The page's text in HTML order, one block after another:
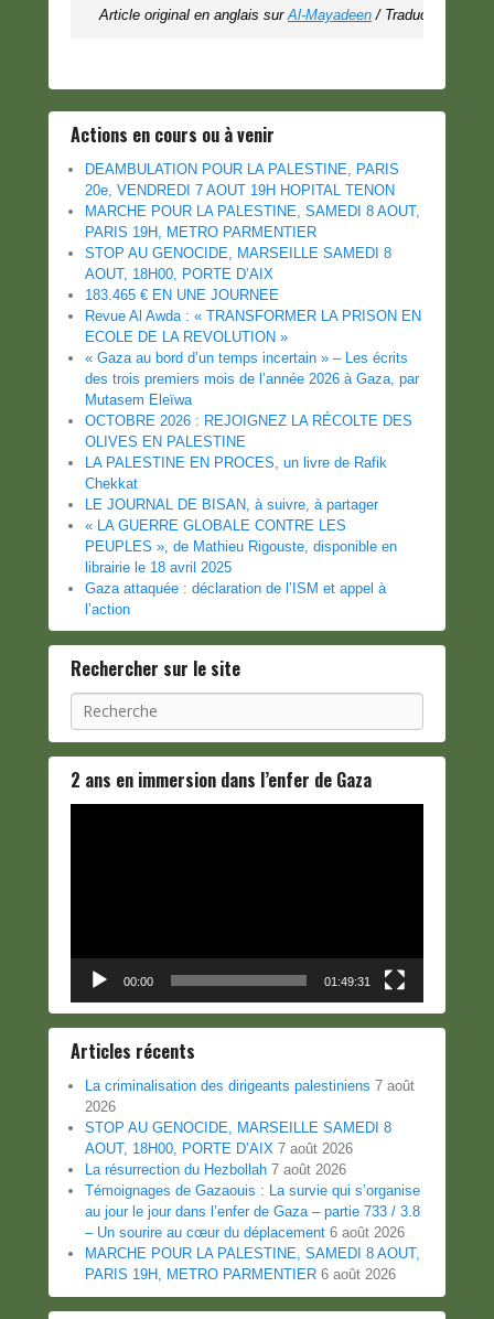
Article original en anglais sur Al-Mayadeen / Traduction MR
Actions en cours ou à venir
DEAMBULATION POUR LA PALESTINE, PARIS
20e, VENDREDI 7 AOUT 19H HOPITAL TENON
MARCHE POUR LA PALESTINE, SAMEDI 8 AOUT,
PARIS 19H, METRO PARMENTIER
STOP AU GENOCIDE, MARSEILLE SAMEDI 8
AOUT, 18H00, PORTE D’AIX
183.465 € EN UNE JOURNEE
Revue Al Awda : « TRANSFORMER LA PRISON EN
ECOLE DE LA REVOLUTION »
« Gaza au bord d’un temps incertain » – Les écrits
des trois premiers mois de l’année 2026 à Gaza, par
Mutasem Eleïwa
OCTOBRE 2026 : REJOIGNEZ LA RÉCOLTE DES
OLIVES EN PALESTINE
LA PALESTINE EN PROCES, un livre de Rafik
Chekkat
LE JOURNAL DE BISAN, à suivre, à partager
« LA GUERRE GLOBALE CONTRE LES
PEUPLES », de Mathieu Rigouste, disponible en
librairie le 18 avril 2025
Gaza attaquée : déclaration de l’ISM et appel à
l’action
Rechercher sur le site
Recherche
2 ans en immersion dans l’enfer de Gaza
00:00 01:49:31
Articles récents
La criminalisation des dirigeants palestiniens 7 août
2026
STOP AU GENOCIDE, MARSEILLE SAMEDI 8
AOUT, 18H00, PORTE D’AIX 7 août 2026
La résurrection du Hezbollah 7 août 2026
Témoignages de Gazaouis : La survie qui s’organise
au jour le jour dans l’enfer de Gaza – partie 733 / 3.8
– Un sourire au cœur du déplacement 6 août 2026
MARCHE POUR LA PALESTINE, SAMEDI 8 AOUT,
PARIS 19H, METRO PARMENTIER 6 août 2026